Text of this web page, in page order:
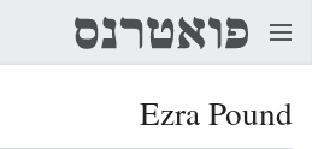
Ezra Pound